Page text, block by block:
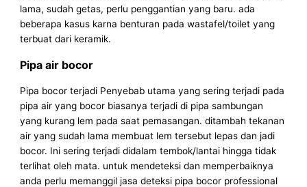
lama, sudah getas, perlu penggantian yang baru. ada
beberapa kasus karna benturan pada wastafel/toilet yang
terbuat dari keramik.
Pipa air bocor
Pipa bocor terjadi Penyebab utama yang sering terjadi pada
pipa air yang bocor biasanya terjadi di pipa sambungan
yang kurang lem pada saat pemasangan. ditambah tekanan
air yang sudah lama membuat lem tersebut lepas dan jadi
bocor. Ini sering terjadi didalam tembok/lantai hingga tidak
terlihat oleh mata. untuk mendeteksi dan memperbaiknya
anda perlu memanggil jasa deteksi pipa bocor professional